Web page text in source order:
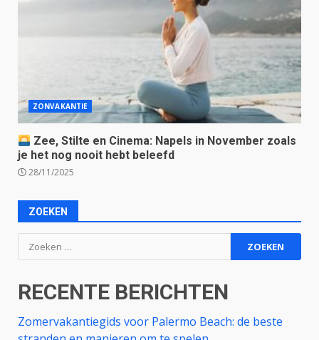
ZONVAKANTIE
Zee, Stilte en Cinema: Napels in November zoals
je het nog nooit hebt beleefd
28/11/2025
ZOEKEN
Zoeken
naar:
RECENTE BERICHTEN
Zomervakantiegids voor Palermo Beach: de beste